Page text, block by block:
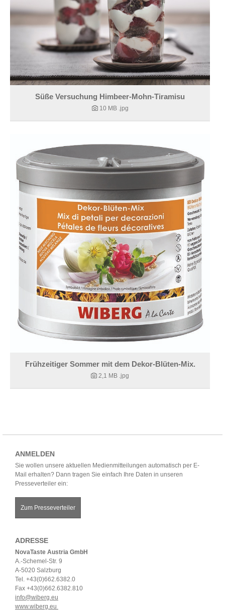
Süße Versuchung Himbeer-Mohn-Tiramisu
10 MB .jpg
Frühzeitiger Sommer mit dem Dekor-Blüten-Mix.
2,1 MB .jpg
ANMELDEN
Sie wollen unsere aktuellen Medienmitteilungen automatisch per E-
Mail erhalten? Dann tragen Sie einfach Ihre Daten in unseren
Presseverteiler ein:
Zum Presseverteiler
ADRESSE
NovaTaste Austria GmbH
A.-Schemel-Str. 9
A-5020 Salzburg
Tel. +43(0)662.6382.0
Fax +43(0)662.6382.810
info@wiberg.eu
www.wiberg.eu